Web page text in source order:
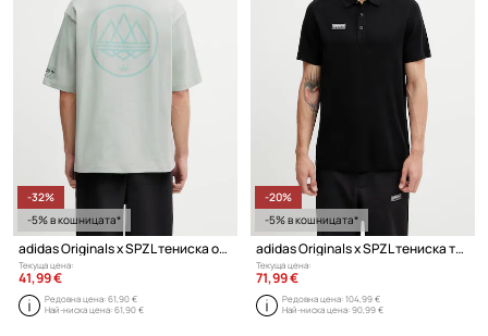
-32%
-5% в кошницата*
adidas Originals x SPZL тениска от памук мъжка
Текуща цена:
41,99 €
Редовна цена:61,90 €
Най-ниска цена:61,90 €
-20%
-5% в кошницата*
adidas Originals x SPZL тениска тип пулове с яка с вискоза мъжка
Текуща цена:
71,99 €
Редовна цена:104,99 €
Най-ниска цена:90,99 €